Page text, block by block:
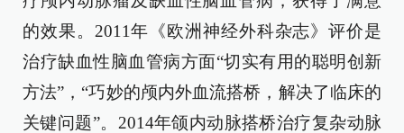
的效果。2011年《欧洲神经外科杂志》评价是
治疗缺血性脑血管病方面“切实有用的聪明创新
方法”，“巧妙的颅内外血流搭桥，解决了临床的
关键问题”。2014年颌内动脉搭桥治疗复杂动脉